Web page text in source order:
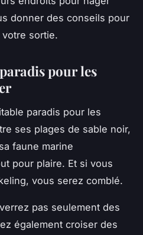
donner des conseils pour
sortie.
pour les
paradis pour les
ses plages de sable noir,
faune marine
pour plaire. Et si vous
vous serez comblé.
pas seulement des
également croiser des